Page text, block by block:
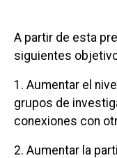
A partir de esta
siguientes
1. Aumentar el
grupos de
conexiones con
2. Aumentar la